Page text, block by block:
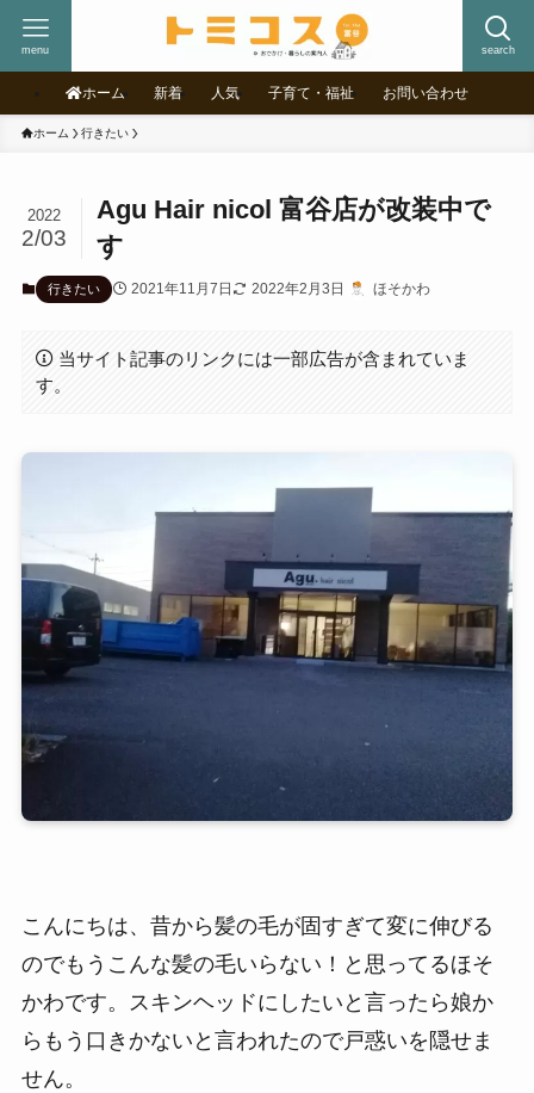
search
menu
ホーム 新着 人気 子育て・福祉 お問い合わせ
ホーム 行きたい
Agu Hair nicol 富谷店が改装中で
す
2022
2/03
行きたい 2021年11月7日 2022年2月3日 ほそかわ
当サイト記事のリンクには一部広告が含まれていま
す。
こんにちは、昔から髪の毛が固すぎて変に伸びる
のでもうこんな髪の毛いらない！と思ってるほそ
かわです。スキンヘッドにしたいと言ったら娘か
らもう口きかないと言われたので戸惑いを隠せま
せん。